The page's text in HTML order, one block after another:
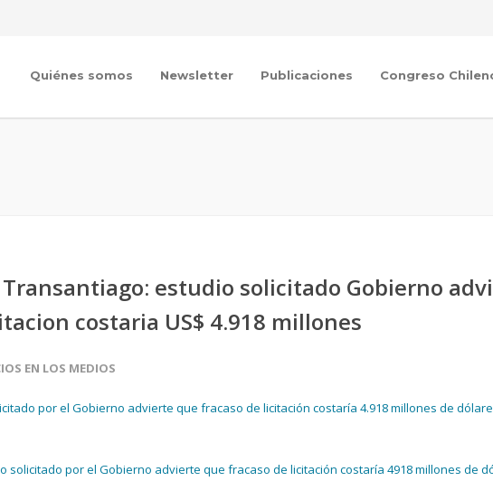
Quiénes somos Newsletter Publicaciones Congreso
Transantiago: estudio solicitado Gobierno
costaria US$ 4.918 millones
EN LOS MEDIOS
por el Gobierno advierte que fracaso de licitación costaría 4.918 millones de
solicitado por el Gobierno advierte que fracaso de licitación costaría 4918 millones de